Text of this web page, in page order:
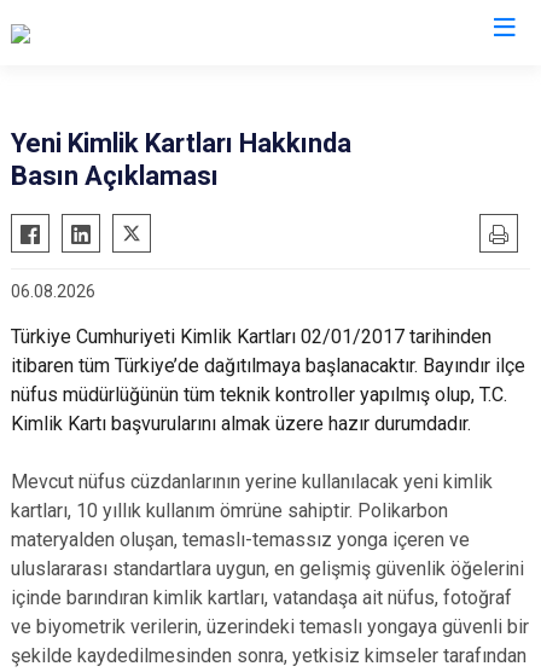
Aliağa
Balçova
Bergama
Beydağ
Bornova
Buca
Çiğli
Dikili
Foça
Karşıyaka
Kemalpaşa
Kınık
Konak
Menderes
Selçuk
Tire
Torbalı
Bayraklı
Karabağlar
Yeni Kimlik Kartları Hakkında
Basın Açıklaması
06.08.2026
Türkiye Cumhuriyeti Kimlik Kartları 02/01/2017 tarihinden
itibaren tüm Türkiye’de dağıtılmaya başlanacaktır. Bayındır ilçe
nüfus müdürlüğünün tüm teknik kontroller yapılmış olup, T.C.
Kimlik Kartı başvurularını almak üzere hazır durumdadır.
Mevcut nüfus cüzdanlarının yerine kullanılacak yeni kimlik
kartları, 10 yıllık kullanım ömrüne sahiptir. Polikarbon
materyalden oluşan, temaslı-temassız yonga içeren ve
uluslararası standartlara uygun, en gelişmiş güvenlik öğelerini
içinde barındıran kimlik kartları, vatandaşa ait nüfus, fotoğraf
ve biyometrik verilerin, üzerindeki temaslı yongaya güvenli bir
şekilde kaydedilmesinden sonra, yetkisiz kimseler tarafından